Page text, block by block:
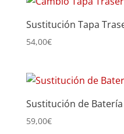
Sustitución Tapa
54,00€
Sustitución de
59,00€